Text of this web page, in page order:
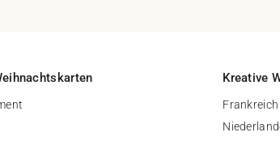
Kreative
Frankreich